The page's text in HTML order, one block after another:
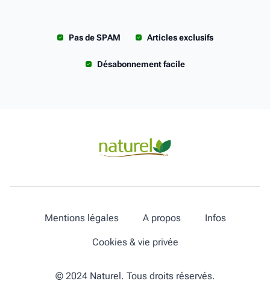
Pas de SPAM Articles exclusifs
Désabonnement facile
Mentions légales A propos Infos
Cookies & vie privée
© 2024 Naturel. Tous droits réservés.